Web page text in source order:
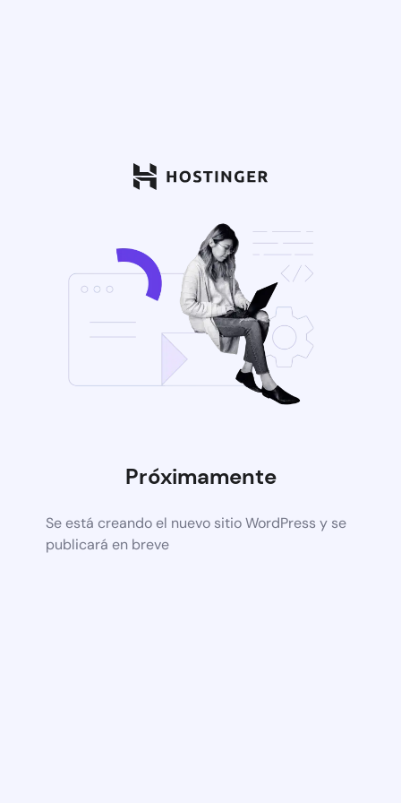
Próximamente
Se está creando el nuevo sitio WordPress y se
publicará en breve